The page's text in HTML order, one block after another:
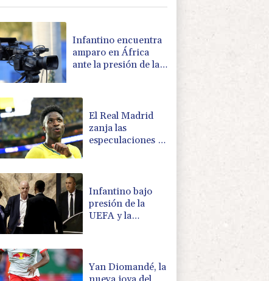
Infantino encuentra
amparo en África
ante la presión de la
El Real Madrid
zanja las
especulaciones y
Infantino bajo
presión de la
UEFA y la
Yan Diomandé, la